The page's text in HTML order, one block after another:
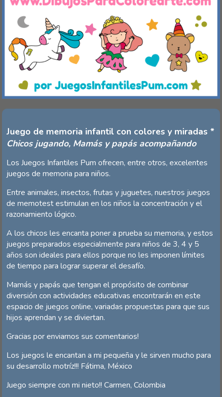
Juego de memoria infantil con colores y miradas *
Chicos jugando, Mamás y papás acompañando
Los Juegos Infantiles Pum ofrecen, entre otros, excelentes
juegos de memoria para niños.
Entre animales, insectos, frutas y juguetes, nuestros juegos
de memotest estimulan en los niños la concentración y el
razonamiento lógico.
A los chicos les encanta poner a prueba su memoria, y estos
juegos preparados especialmente para niños de 3, 4 y 5
años son ideales para ellos porque no les imponen límites
de tiempo para lograr superar el desafío.
Mamás y papás que tengan el propósito de combinar
diversión con actividades educativas encontrarán en este
espacio de juegos online, variadas propuestas para que sus
hijos aprendan y se diviertan.
Gracias por enviarnos sus comentarios!
Los juegos le encantan a mi pequeña y le sirven mucho para
su desarrollo motríz!!! Fátima, México
Juego siempre con mi nieto!! Carmen, Colombia